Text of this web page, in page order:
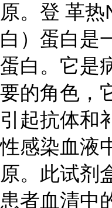
原。登 革
白）蛋白是
蛋白。它是
要的角色，
引起抗体和
性感染血液
原。此试剂
患者血清中